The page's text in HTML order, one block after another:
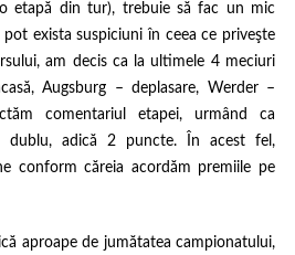
etapă din tur), trebuie să fac un mic
exista suspiciuni în ceea ce priveşte
am decis ca la ultimele 4 meciuri
Augsburg – deplasare, Werder –
comentariul etapei, urmând ca
dublu, adică 2 puncte. În acest fel,
conform căreia acordăm premiile pe
aproape de jumătatea campionatului,